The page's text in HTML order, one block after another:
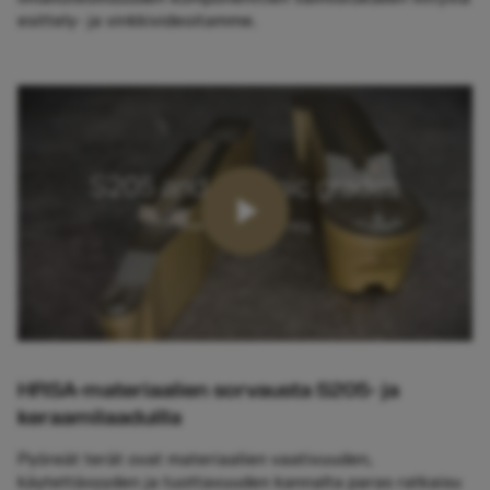
esittely- ja vinkkivideoitamme.
HRSA-materiaalien sorvausta S205- ja
keraamilaaduilla
Pyöreät terät ovat materiaalien vaativuuden,
käytettävyyden ja tuottavuuden kannalta paras ratkaisu